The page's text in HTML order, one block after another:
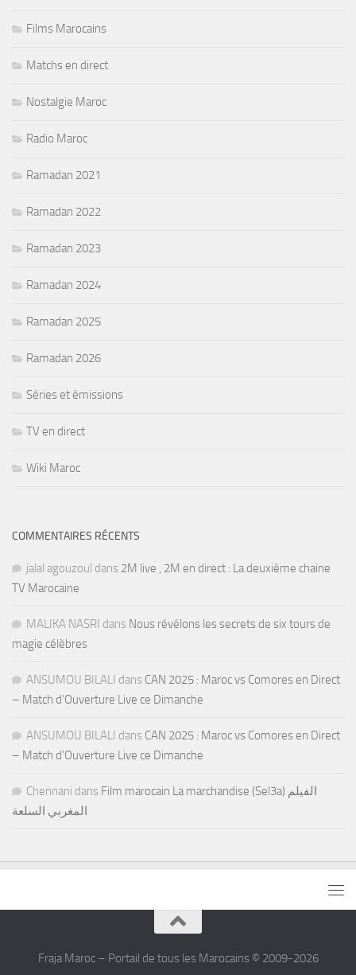
Films Marocains
Matchs en direct
Nostalgie Maroc
Radio Maroc
Ramadan 2021
Ramadan 2022
Ramadan 2023
Ramadan 2024
Ramadan 2025
Ramadan 2026
Séries et émissions
TV en direct
Wiki Maroc
COMMENTAIRES RÉCENTS
jalal agouzoul dans 2M live , 2M en direct : La deuxième chaine
TV Marocaine
MALIKA NASRI dans Nous révélons les secrets de six tours de
magie célèbres
ANSUMOU BILALI dans CAN 2025 : Maroc vs Comores en Direct
– Match d’Ouverture Live ce Dimanche
ANSUMOU BILALI dans CAN 2025 : Maroc vs Comores en Direct
– Match d’Ouverture Live ce Dimanche
Chennani dans Film marocain La marchandise (Sel3a) الفيلم
المغربي السلعة
Fraja Maroc – Portail de tous les Marocains © 2009-2026